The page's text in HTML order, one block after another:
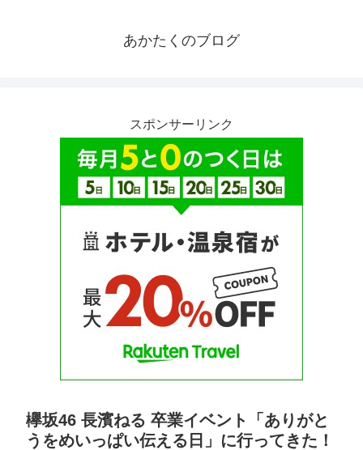
あかたくのブログ
スポンサーリンク
欅坂46 長濱ねる 卒業イベント「ありがと
うをめいっぱい伝える日」に行ってきた！